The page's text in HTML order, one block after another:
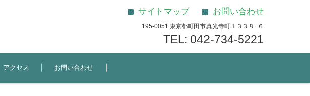
サイトマップ お問い合わせ
195-0051 東京都町田市真光寺町１３３８−６
TEL: 042-734-5221
アクセス お問い合わせ